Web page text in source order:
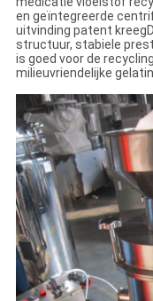
en geïntegreerde
uitvinding patent
structuur, stabiele
is goed voor de
milieuvriendelijke